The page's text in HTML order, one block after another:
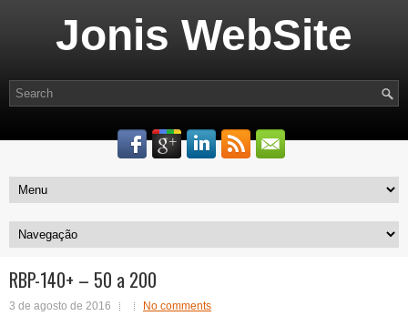
Jonis WebSite
RBP-140+ – 50 a 200
3 de agosto de 2016 No comments